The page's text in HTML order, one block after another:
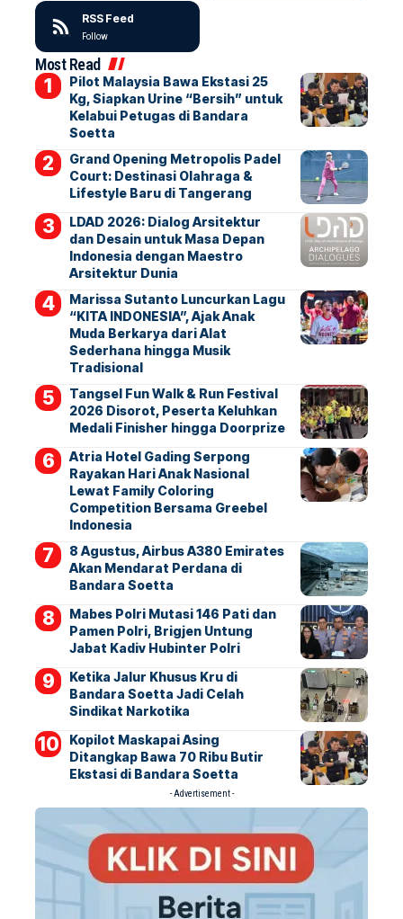
RSS Feed
Follow
Most Read
Pilot Malaysia Bawa Ekstasi 25
Kg, Siapkan Urine “Bersih” untuk
Kelabui Petugas di Bandara
Soetta
Grand Opening Metropolis Padel
Court: Destinasi Olahraga &
Lifestyle Baru di Tangerang
LDAD 2026: Dialog Arsitektur
dan Desain untuk Masa Depan
Indonesia dengan Maestro
Arsitektur Dunia
Marissa Sutanto Luncurkan Lagu
“KITA INDONESIA”, Ajak Anak
Muda Berkarya dari Alat
Sederhana hingga Musik
Tradisional
Tangsel Fun Walk & Run Festival
2026 Disorot, Peserta Keluhkan
Medali Finisher hingga Doorprize
Atria Hotel Gading Serpong
Rayakan Hari Anak Nasional
Lewat Family Coloring
Competition Bersama Greebel
Indonesia
8 Agustus, Airbus A380 Emirates
Akan Mendarat Perdana di
Bandara Soetta
Mabes Polri Mutasi 146 Pati dan
Pamen Polri, Brigjen Untung
Jabat Kadiv Hubinter Polri
Ketika Jalur Khusus Kru di
Bandara Soetta Jadi Celah
Sindikat Narkotika
Kopilot Maskapai Asing
Ditangkap Bawa 70 Ribu Butir
Ekstasi di Bandara Soetta
- Advertisement -